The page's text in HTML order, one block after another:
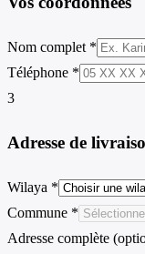
Nom complet *
Téléphone *
3
Adresse de
Wilaya *
Commune *
Adresse complète